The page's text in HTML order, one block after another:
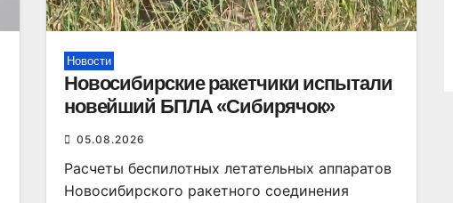
Новости
Новосибирские ракетчики испытали
новейший БПЛА «Сибирячок»
05.08.2026
Расчеты беспилотных летательных аппаратов
Новосибирского ракетного соединения